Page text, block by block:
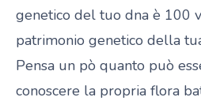
genetico del tuo dna è 100
patrimonio genetico della
Pensa un pò quanto può
conoscere la propria flora